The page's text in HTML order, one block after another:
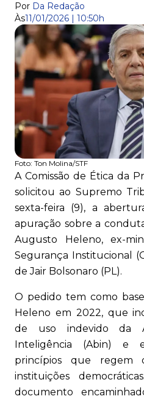
Por Da Redação
Às11/01/2026 | 10:50h
Foto: Ton Molina/STF
A Comissão de Ética da
solicitou ao Supremo
sexta-feira (9), a
apuração sobre a
Augusto Heleno, ex-
Segurança Institucional
de Jair Bolsonaro (PL).
O pedido tem como
Heleno em 2022, que
de uso indevido da
Inteligência (Abin) e
princípios que regem
instituições
documento